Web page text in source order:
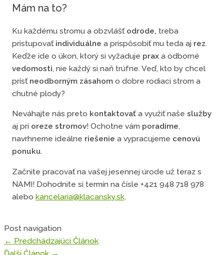
Mám na to?
Ku každému stromu a obzvlášť odrode, treba
pristupovať individuálne a prispôsobiť mu teda aj rez.
Keďže ide o úkon, ktorý si vyžaduje praxa odborné
vedomosti, nie každý si naň trúfne. Veď, kto by chcel
prísť neodborným zásahomo dobre rodiaci strom a
chutné plody?
Neváhajte nás preto kontaktovaťa využiť naše služby
aj pri oreze stromov! Ochotne vám poradíme,
navrhneme ideálne riešenie a vypracujeme cenovú
ponuku.
Začnite pracovať na vašej jesennej úrode už teraz s
NAMI! Dohodnite si termín na čísle +421 948 718 978
alebo kancelaria@klacansky.sk.
Post navigation
← Predchádzajúci Článok